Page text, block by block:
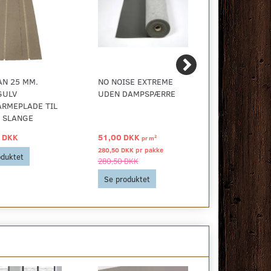
25 MM.
TIL
NO NOISE EXTREME
UDEN DAMPSPÆRRE
51,00 DKK prm2
280,50 DKK pr pakke
280,50 DKK
Se produktet
NOVOPAN
159,00 DKK
Se